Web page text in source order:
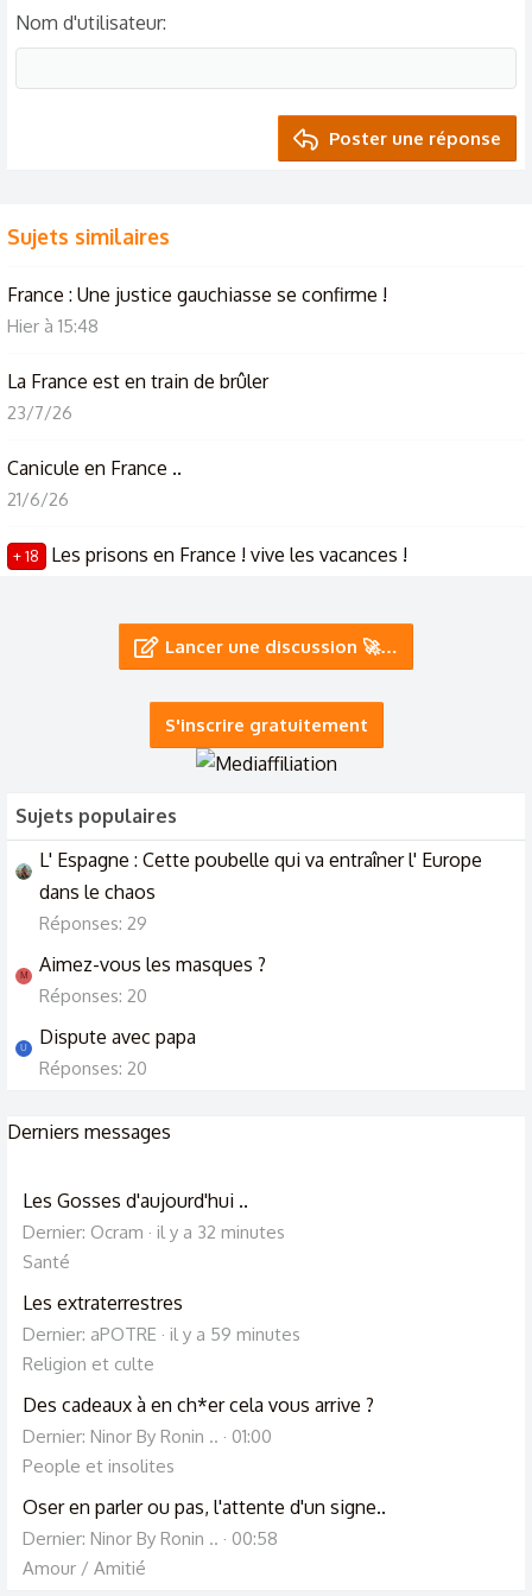
Nom d'utilisateur
Poster une réponse
Sujets similaires
France : Une justice gauchiasse se confirme !
Hier à 15:48
La France est en train de brûler
23/7/26
Canicule en France ..
21/6/26
+ 18 Les prisons en France ! vive les vacances !
France Allemagne Annulation ..Lancer une discussion 🚀…
S'inscrire gratuitement
Sujets populaires
L' Espagne : Cette poubelle qui va entraîner l' Europe
dans le chaos
Réponses: 29
M Aimez-vous les masques ?
Réponses: 20
U Dispute avec papa
Réponses: 20
Derniers messages
Les Gosses d'aujourd'hui ..
Dernier: Ocram
il y a 32 minutes
Santé
Les extraterrestres
Dernier: aPOTRE
il y a 59 minutes
Religion et culte
Des cadeaux à en ch*er cela vous arrive ?
Dernier: Ninor By Ronin ..
01:00
People et insolites
Oser en parler ou pas, l'attente d'un signe..
Dernier: Ninor By Ronin ..
00:58
Amour / Amitié